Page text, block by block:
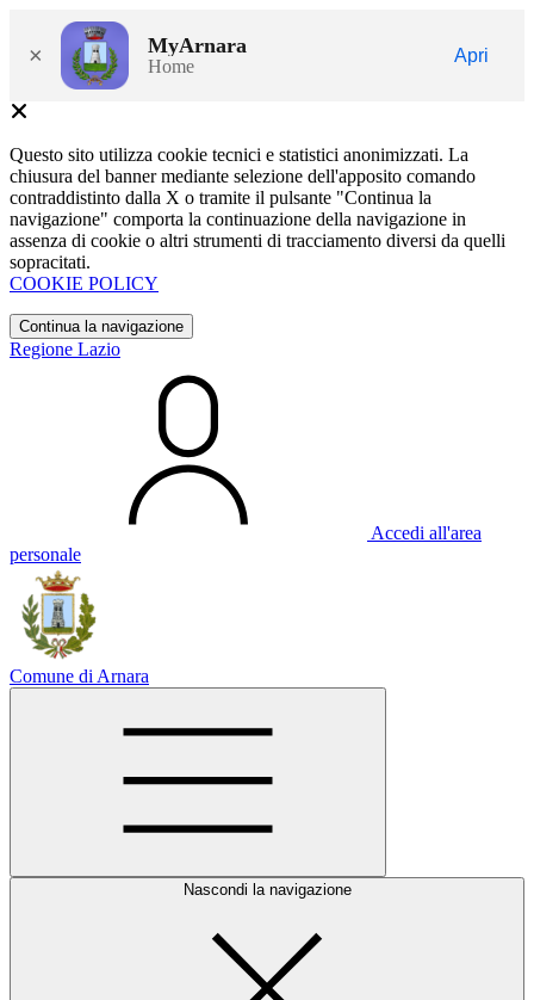
× MyArnara
Home
Apri
Questo sito utilizza cookie tecnici e statistici anonimizzati. La
chiusura del banner mediante selezione dell'apposito comando
contraddistinto dalla X o tramite il pulsante "Continua la
navigazione" comporta la continuazione della navigazione in
assenza di cookie o altri strumenti di tracciamento diversi da quelli
sopracitati.
COOKIE POLICY
Continua la navigazione
Regione Lazio
Accedi all'area
personale
Comune di Arnara
Nascondi la navigazione